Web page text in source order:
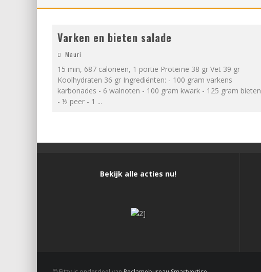
Varken en bieten salade
Mauri
15 min, 687 calorieën, 1 portie Proteïne 38 gr Vet 39 gr
Koolhydraten 36 gr Ingrediënten: - 100 gram varkens
karbonades - 6 walnoten - 100 gram kwark - 125 gram bieten
- ½ peer - 1 ...
Bekijk alle acties nu!